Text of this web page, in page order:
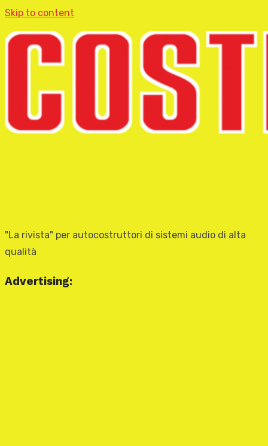
Skip to content
"La rivista" per autocostruttori di sistemi audio di alta
qualità
Advertising: